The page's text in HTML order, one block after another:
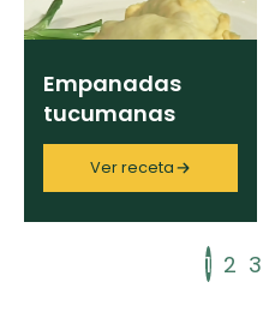
Empanadas
tucumanas
Ver receta
1 2 3